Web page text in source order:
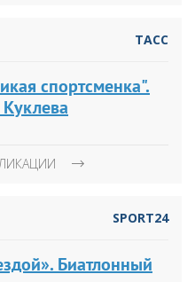
ТАСС
спортсменка".
SPORT24
Биатлонный